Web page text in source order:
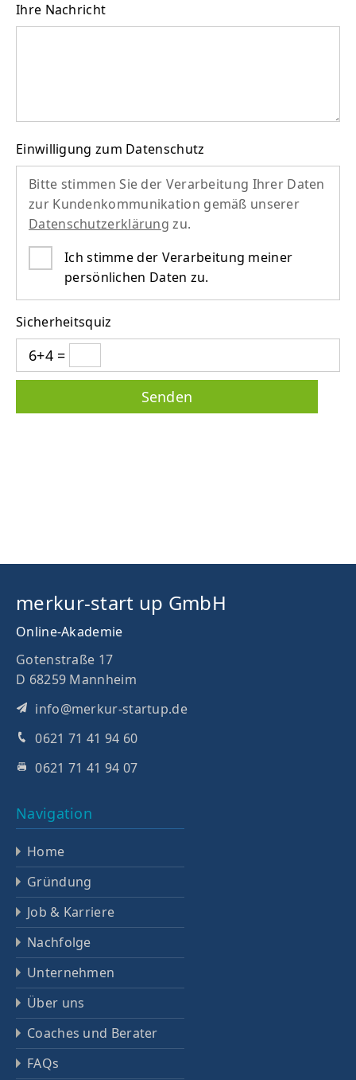
Ihre Nachricht
Einwilligung zum Datenschutz
Bitte stimmen Sie der Verarbeitung Ihrer Daten
zur Kundenkommunikation gemäß unserer
Datenschutzerklärung zu.
Ich stimme der Verarbeitung meiner
persönlichen Daten zu.
Sicherheitsquiz
6+4 =
merkur-start up GmbH
Online-Akademie
Gotenstraße 17
D 68259 Mannheim
info@merkur-startup.de
0621 71 41 94 60
0621 71 41 94 07
Navigation
Home
Gründung
Job & Karriere
Nachfolge
Unternehmen
Über uns
Coaches und Berater
FAQs